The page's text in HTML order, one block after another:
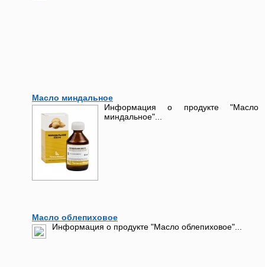
Масло миндальное
Информация о продукте "Масло
миндальное"...
Масло облепиховое
Информация о продукте "Масло облепиховое"...